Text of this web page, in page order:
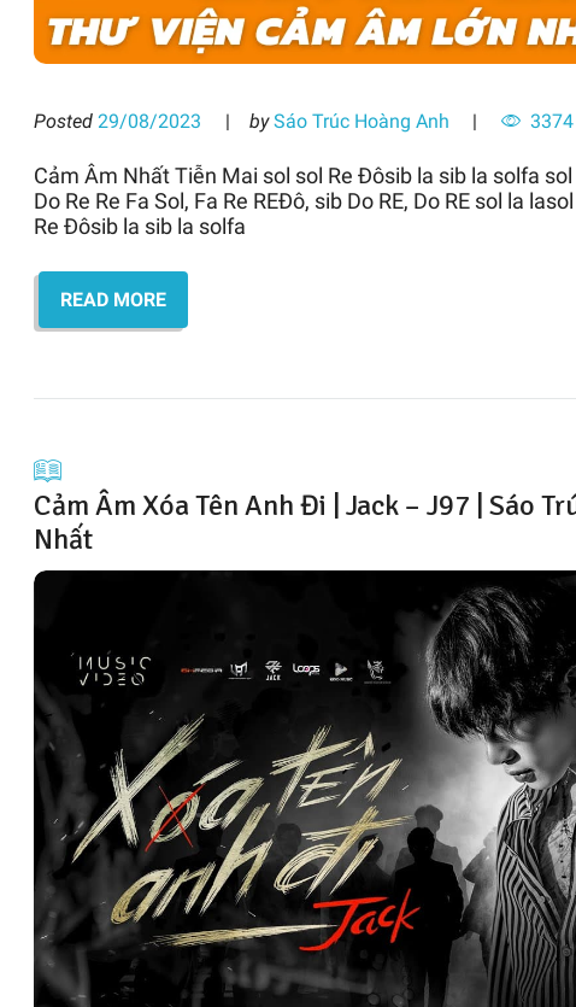
Posted 29/08/2023 bySáo Trúc Hoàng Anh 3374
Cảm Âm Nhất Tiễn Mai sol sol Re Đôsib la sib la solfa
Do Re Re Fa Sol, Fa Re REĐô, sib Do RE, Do RE sol la
Re Đôsib la sib la solfa
READ MORE
Cảm Âm Xóa Tên Anh Đi | Jack – J97 | Sáo
Nhất